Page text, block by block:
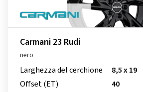
Carmani 23 Rudi
nero
Larghezza del cerchione
8,5 x 19
Offset (ET)
40